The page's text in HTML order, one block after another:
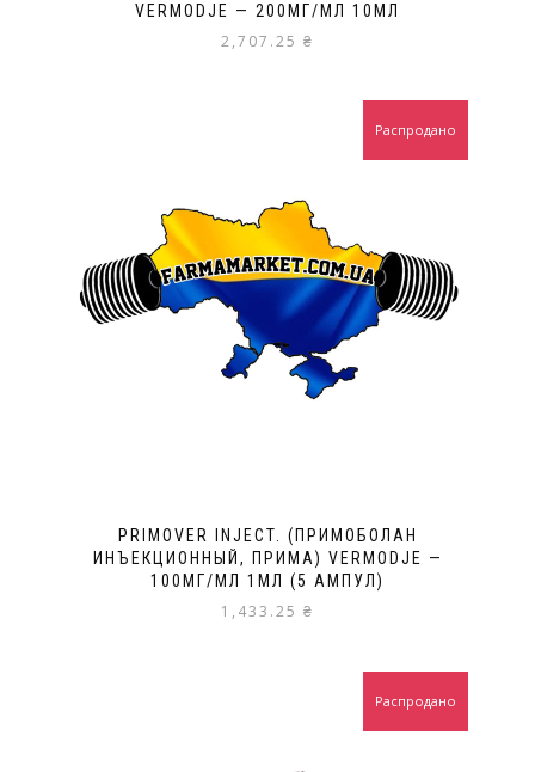
VERMODJE — 200МГ/МЛ 10МЛ
2,707.25 ₴
PRIMOVER INJECT. (ПРИМОБОЛАН
ИНЪЕКЦИОННЫЙ, ПРИМА) VERMODJE —
100МГ/МЛ 1МЛ (5 АМПУЛ)
1,433.25 ₴
Распродано
Распродано